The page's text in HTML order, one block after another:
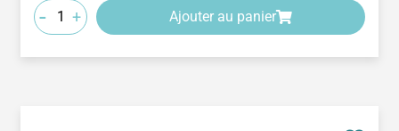
- + Ajouter au panier